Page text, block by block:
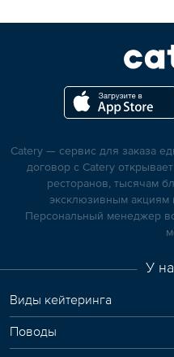
Catery — сервис для заказа
договор с Catery
ресторанов, тысячам
эксклюзивным акциям
Персональный менеджер
У
Виды кейтеринга
Поводы